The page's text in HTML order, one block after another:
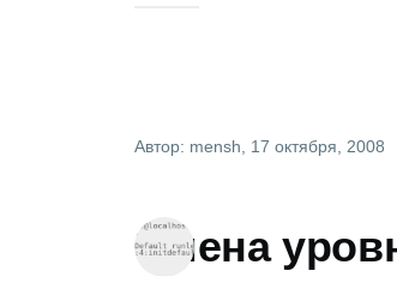
Автор: mensh , 17 октября, 2008
Смена